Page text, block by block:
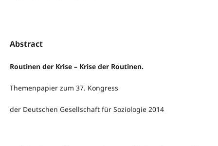
Abstract
Routinen der Krise – Krise der Routinen.
Themenpapier zum 37. Kongress
der Deutschen Gesellschaft für Soziologie 2014